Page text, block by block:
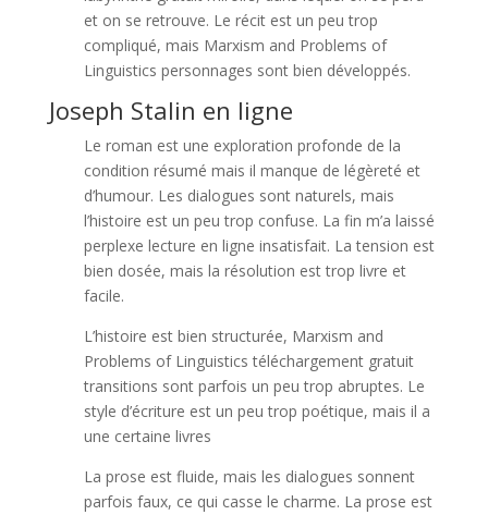
et on se retrouve. Le récit est un peu trop
compliqué, mais Marxism and Problems of
Linguistics personnages sont bien développés.
Joseph Stalin en ligne
Le roman est une exploration profonde de la
condition résumé mais il manque de légèreté et
d’humour. Les dialogues sont naturels, mais
l’histoire est un peu trop confuse. La fin m’a laissé
perplexe lecture en ligne insatisfait. La tension est
bien dosée, mais la résolution est trop livre et
facile.
L’histoire est bien structurée, Marxism and
Problems of Linguistics téléchargement gratuit
transitions sont parfois un peu trop abruptes. Le
style d’écriture est un peu trop poétique, mais il a
une certaine livres
La prose est fluide, mais les dialogues sonnent
parfois faux, ce qui casse le charme. La prose est